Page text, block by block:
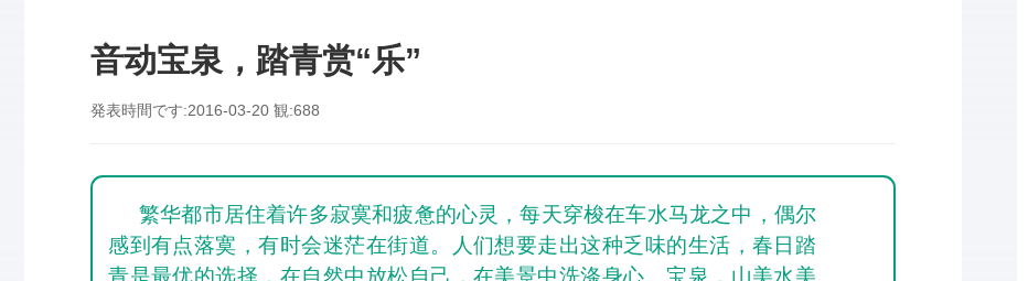
音动宝泉，踏青赏“乐”
発表時間です:2016-03-20 観:688
繁华都市居住着许多寂寞和疲惫的心灵，每天穿梭在车水马龙之中，偶尔
感到有点落寞，有时会迷茫在街道。人们想要走出这种乏味的生活，春日踏
青是最优的选择，在自然中放松自己，在美景中洗涤身心。宝泉，山美水美